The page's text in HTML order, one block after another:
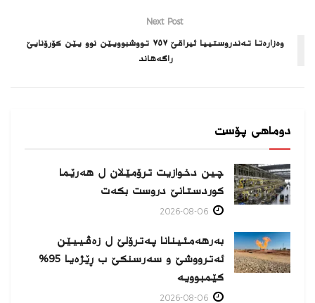
Next Post
وه‌زاره‌‌تا ته‌ندروستییا ئیراقێ ٧٥٧ تووشبوویێن نوو یێن كۆرۆنایێ
راگه‌هاند
دوماهی پۆست
چین دخوازیت ترۆمێلان ل هەرێما
كوردستانێ دروست بكەت
بەرهەمئینانا په‌ترۆلێ ل زه‌ڤییێن
ئەترووشێ و سەرسنكێ ب ڕێژەیا 95%
كێمبوویە